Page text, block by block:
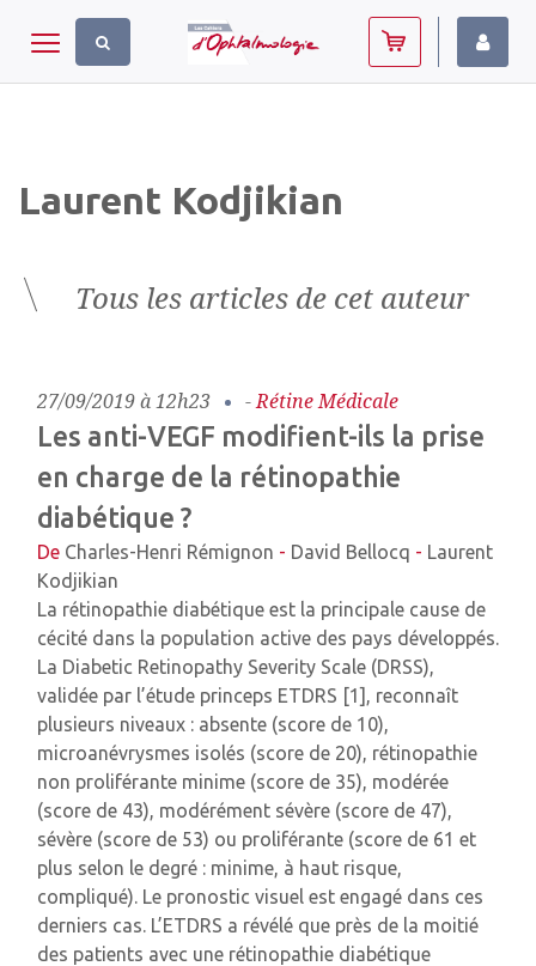
Toggle navigation
Laurent Kodjikian
Tous les articles de cet auteur
27/09/2019 à 12h23 -Rétine Médicale
Les anti-VEGF modifient-ils la prise
en charge de la rétinopathie
diabétique ?
De Charles-Henri Rémignon - David Bellocq - Laurent
Kodjikian
La rétinopathie diabétique est la principale cause de
cécité dans la population active des pays développés.
La Diabetic Retinopathy Severity Scale (DRSS),
validée par l’étude princeps ETDRS [1], reconnaît
plusieurs niveaux : absente (score de 10),
microanévrysmes isolés (score de 20), rétinopathie
non proliférante minime (score de 35), modérée
(score de 43), modérément sévère (score de 47),
sévère (score de 53) ou proliférante (score de 61 et
plus selon le degré : minime, à haut risque,
compliqué). Le pronostic visuel est engagé dans ces
derniers cas. L’ETDRS a révélé que près de la moitié
des patients avec une rétinopathie diabétique
Panneau de gestion des cookies